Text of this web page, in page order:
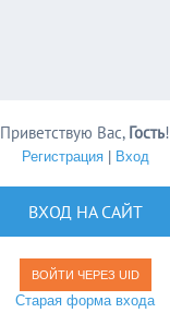
Приветствую Вас, Гость!
Регистрация| Вход
ВХОД НА САЙТ
ВОЙТИ ЧЕРЕЗ UID
Старая форма входа